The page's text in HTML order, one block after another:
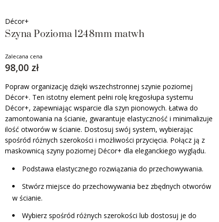
Décor+
Szyna Pozioma 1248mm matwh
Zalecana cena
98,00 zł
Popraw organizację dzięki wszechstronnej szynie poziomej
Décor+. Ten istotny element pełni rolę kręgosłupa systemu
Décor+, zapewniając wsparcie dla szyn pionowych. Łatwa do
zamontowania na ścianie, gwarantuje elastyczność i minimalizuje
ilość otworów w ścianie. Dostosuj swój system, wybierając
spośród różnych szerokości i możliwości przycięcia. Połącz ją z
maskownicą szyny poziomej Décor+ dla eleganckiego wyglądu.
Podstawa elastycznego rozwiązania do przechowywania.
Stwórz miejsce do przechowywania bez zbędnych otworów
w ścianie.
Wybierz spośród różnych szerokości lub dostosuj je do